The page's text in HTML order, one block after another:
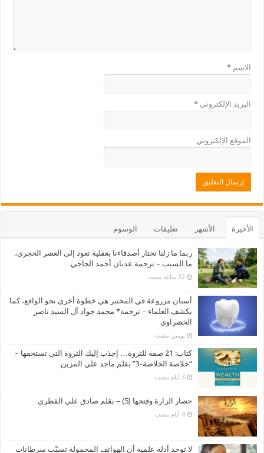
الاسم*
البريد الإلكتروني*
الموقع الإلكتروني
الأخيرة الأشهر تعليقات الوسوم
ربما ما زلنا نختار أصدقاءنا بعقلية تعود إلى العصر الحجري،
ما السبب – ترجمة عدنان أحمد الحاجي
أسنان مزروعة في المختبر هي خطوة أخرى نحو الواقع، كما
يكشف العلماء – ترجمة* محمد جواد آل السيد ناصر
الخضراوي
‏يومين مضت
كتاب: 21 صفة للثروة… إجذب إليك الثروة التي تستحقها –
“خلاصة الخلاصة-3” بقلم ماجد علي المزين
حصار الزارة وفتحها (5) – بقلم صادق علي القطري
‏4 أيام مضت
لا توحد أدلة علمية أن الهواتف المحمولة تسبّب سرطانات